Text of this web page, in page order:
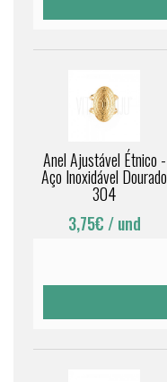
Anel Ajustável Étnico -
Aço Inoxidável Dourado
304
3,75€ / und